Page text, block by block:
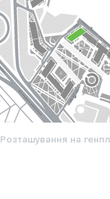
Розташування на